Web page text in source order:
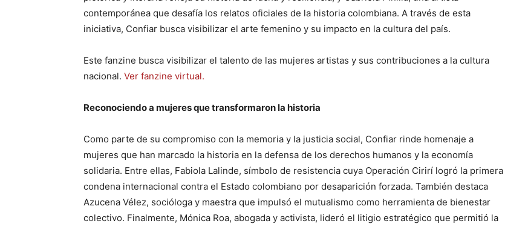
contemporánea que desafía los relatos oficiales de la historia colombiana. A través de esta
iniciativa, Confiar busca visibilizar el arte femenino y su impacto en la cultura del país.
Este fanzine busca visibilizar el talento de las mujeres artistas y sus contribuciones a la cultura
nacional. Ver fanzine virtual.
Reconociendo a mujeres que transformaron la historia
Como parte de su compromiso con la memoria y la justicia social, Confiar rinde homenaje a
mujeres que han marcado la historia en la defensa de los derechos humanos y la economía
solidaria. Entre ellas, Fabiola Lalinde, símbolo de resistencia cuya Operación Cirirí logró la primera
condena internacional contra el Estado colombiano por desaparición forzada. También destaca
Azucena Vélez, socióloga y maestra que impulsó el mutualismo como herramienta de bienestar
colectivo. Finalmente, Mónica Roa, abogada y activista, lideró el litigio estratégico que permitió la